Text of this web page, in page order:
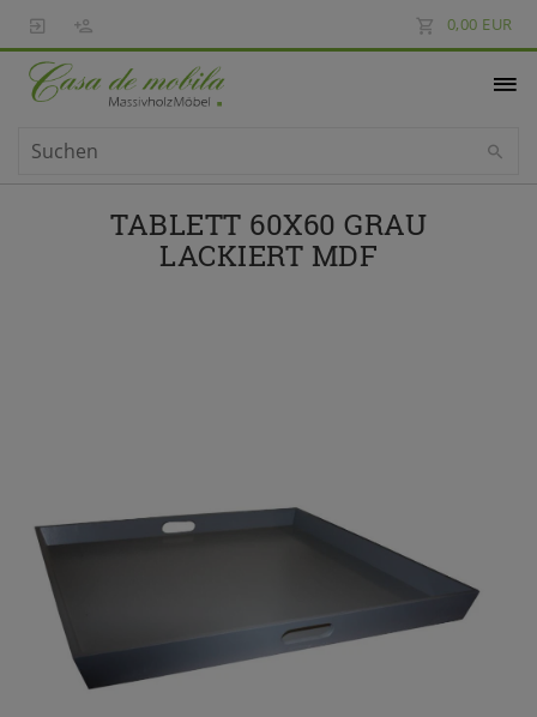
0,00 EUR
TABLETT 60X60 GRAU
LACKIERT MDF